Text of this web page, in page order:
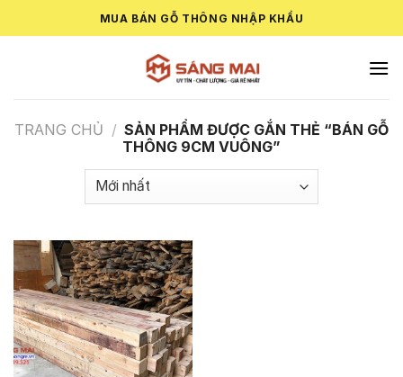
to
MUA BÁN GỖ THÔNG NHẬP KHẨU
TRANG CHỦ / SẢN PHẨM ĐƯỢC GẮN THẺ “BÁN GỖ
THÔNG 9CM VUÔNG”